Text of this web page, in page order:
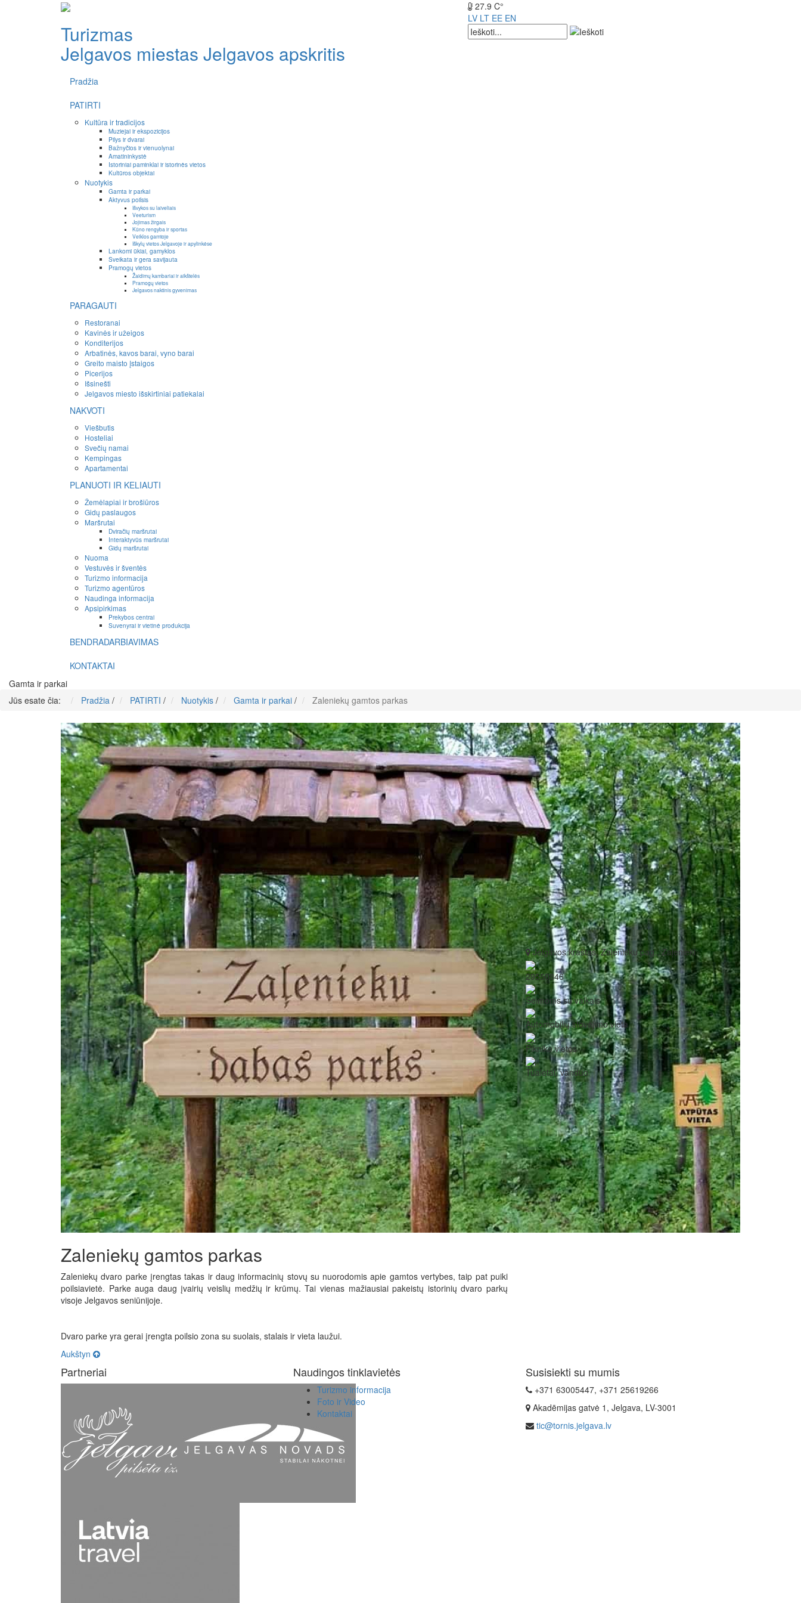
Turizmas
Jelgavos miestas Jelgavos apskritis
27.9 C°
LV LT EE EN
Pradžia
PATIRTI
Kultūra ir tradicijos
Muziejai ir ekspozicijos
Pilys ir dvarai
Bažnyčios ir vienuolynai
Amatininkystė
Istoriniai paminklai ir istorinės vietos
Kultūros objektai
Nuotykis
Gamta ir parkai
Aktyvus poilsis
Išvykos su laiveliais
Veeturism
Jojimas žirgais
Kūno rengyba ir sportas
Veiklos gamtoje
Iškylų vietos Jelgavoje ir apylinkėse
Lankomi ūkiai, gamyklos
Sveikata ir gera savijauta
Pramogų vietos
Žaidimų kambariai ir aikštelės
Pramogų vietos
Jelgavos naktinis gyvenimas
PARAGAUTI
Restoranai
Kavinės ir užeigos
Konditerijos
Arbatinės, kavos barai, vyno barai
Greito maisto įstaigos
Picerijos
Išsinešti
Jelgavos miesto išskirtiniai patiekalai
NAKVOTI
Viešbutis
Hosteliai
Svečių namai
Kempingas
Apartamentai
PLANUOTI IR KELIAUTI
Žemėlapiai ir brošiūros
Gidų paslaugos
Maršrutai
Dviračių maršrutai
Interaktyvūs maršrutai
Gidų maršrutai
Nuoma
Vestuvės ir šventės
Turizmo informacija
Turizmo agentūros
Naudinga informacija
Apsipirkimas
Prekybos centrai
Suvenyrai ir vietinė produkcija
BENDRADARBIAVIMAS
KONTAKTAI
Gamta ir parkai
Jūs esate čia:
Pradžia / PATIRTI / Nuotykis / Gamta ir parkai / Zaleniekų gamtos parkas
Zaleniekų gamtos parkas
Zaleniekų dvaro parke įrengtas takas ir daug informacinių stovų su nuorodomis apie gamtos vertybes, taip pat puiki
poilsiavietė. Parke auga daug įvairių veislių medžių ir krūmų. Tai vienas mažiausiai pakeistų istorinių dvaro parkų
visoje Jelgavos seniūnijoje.
Dvaro parke yra gerai įrengta poilsio zona su suolais, stalais ir vieta laužui.
Aukštyn
Jelgavos kraštas, Zaļenieku pag., Zaļenieki
29550846
Šeimoms su vaikais
Automobilių stovėjimo vieta
Pikniko vietos
Tualetai, vanduo
Partneriai Naudingos tinklavietės
Turizmo informacija
Foto ir Video
Kontaktai
Susisiekti su mumis
+371 63005447, +371 25619266
Akadēmijas gatvė 1, Jelgava, LV-3001
tic@tornis.jelgava.lv